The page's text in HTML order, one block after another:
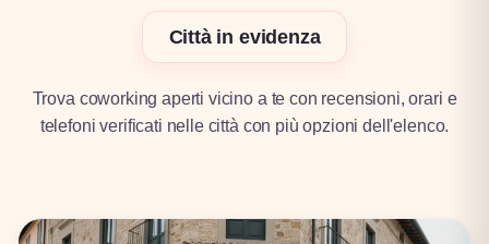
Città in evidenza
Trova coworking aperti vicino a te con recensioni, orari e
telefoni verificati nelle città con più opzioni dell'elenco.